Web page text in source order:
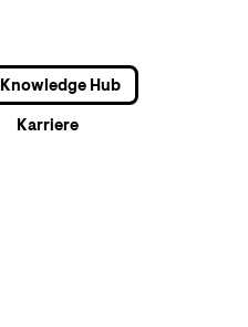
Knowledge Hub
Karriere